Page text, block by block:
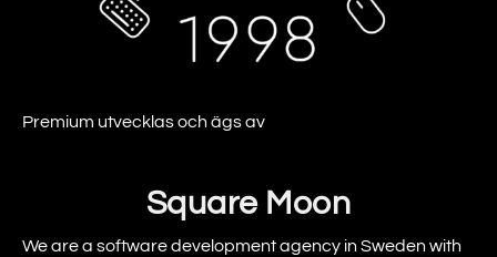
Premium utvecklas och ägs av
Square Moon
We are a software development agency in Sweden with